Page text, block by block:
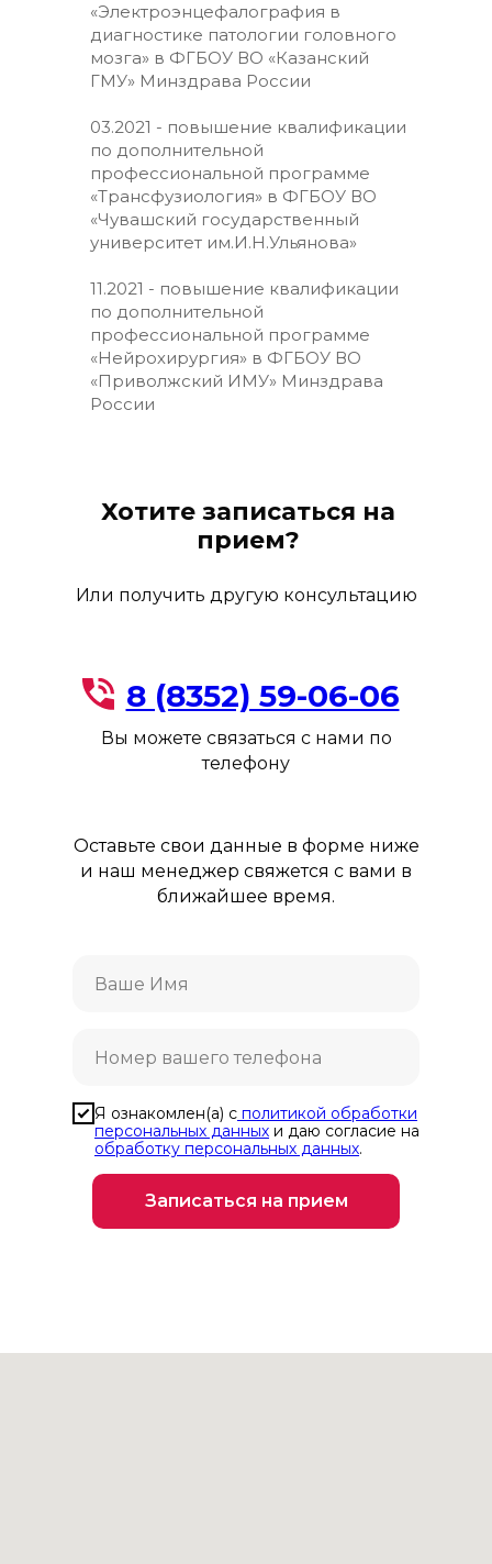
«Электроэнцефалография в
диагностике патологии головного
мозга» в ФГБОУ ВО «Казанский
ГМУ» Минздрава России
03.2021 - повышение квалификации
по дополнительной
профессиональной программе
«Трансфузиология» в ФГБОУ ВО
«Чувашский государственный
университет им.И.Н.Ульянова»
11.2021 - повышение квалификации
по дополнительной
профессиональной программе
«Нейрохирургия» в ФГБОУ ВО
«Приволжский ИМУ» Минздрава
России
Хотите записаться на
прием?
Оставьте свои данные в форме ниже
и наш менеджер свяжется с вами в
ближайшее время.
Я ознакомлен(а) с политикой обработки
персональных данных и даю согласие на
обработку персональных данных.
Записаться на прием
Или получить другую консультацию
8 (8352) 59-06-06
Вы можете связаться с нами по
телефону